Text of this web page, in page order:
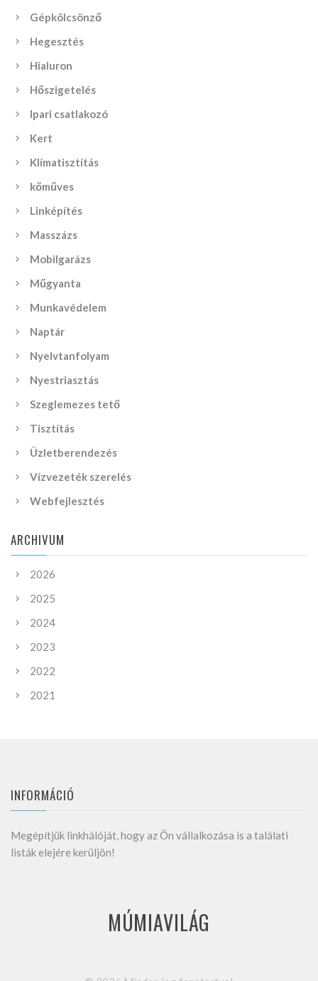
Gépkölcsönző
Hegesztés
Hialuron
Hőszigetelés
Ipari csatlakozó
Kert
Klímatisztítás
kőműves
Linképítés
Masszázs
Mobilgarázs
Műgyanta
Munkavédelem
Naptár
Nyelvtanfolyam
Nyestriasztás
Szeglemezes tető
Tisztítás
Üzletberendezés
Vízvezeték szerelés
Webfejlesztés
ARCHIVUM
2026
2025
2024
2023
2022
2021
INFORMÁCIÓ
Megépítjük linkhálóját, hogy az Ön vállalkozása is a találati
listák elejére kerüljön!
MÚMIAVILÁG